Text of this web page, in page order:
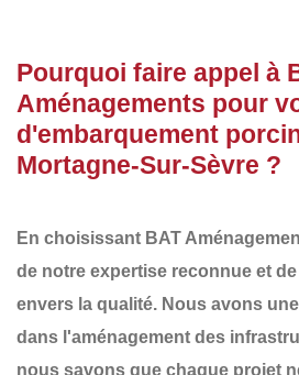
Pourquoi faire appel à
Aménagements pour
d'embarquement
Mortagne-Sur-Sèvre ?
En choisissant BAT
de notre expertise reconnue et
envers la qualité. Nous avons une
dans l'aménagement des
nous savons que chaque projet